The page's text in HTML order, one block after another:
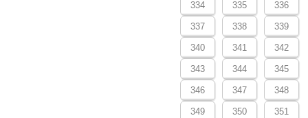
334 335 336
337 338 339
340 341 342
343 344 345
346 347 348
349 350 351